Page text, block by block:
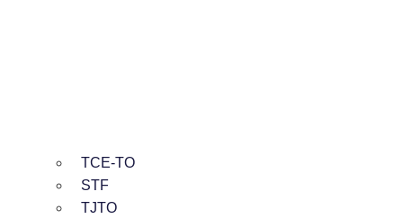
TCE-TO
STF
TJTO